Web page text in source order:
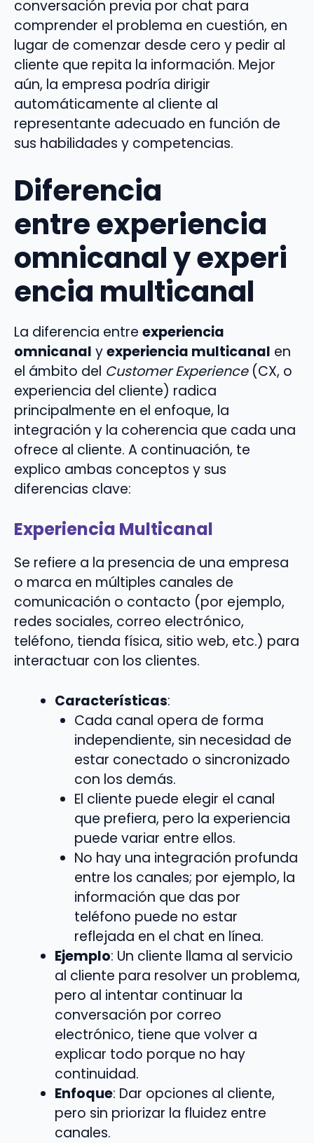
conversación previa por chat para
comprender el problema en cuestión, en
lugar de comenzar desde cero y pedir al
cliente que repita la información. Mejor
aún, la empresa podría dirigir
automáticamente al cliente al
representante adecuado en función de
sus habilidades y competencias.
Diferencia
entreexperiencia
omnicanalyexperi
encia multicanal
La diferencia entre experiencia
omnicanal yexperiencia multicanal en
el ámbito del Customer Experience(CX, o
experiencia del cliente) radica
principalmente en el enfoque, la
integración y la coherencia que cada una
ofrece al cliente. A continuación, te
explico ambas conceptos y sus
diferencias clave:
Experiencia Multicanal
Se refiere a la presencia de una empresa
o marca en múltiples canales de
comunicación o contacto (por ejemplo,
redes sociales, correo electrónico,
teléfono, tienda física, sitio web, etc.) para
interactuar con los clientes.
Características:
Cada canal opera de forma
independiente, sin necesidad de
estar conectado o sincronizado
con los demás.
El cliente puede elegir el canal
que prefiera, pero la experiencia
puede variar entre ellos.
No hay una integración profunda
entre los canales; por ejemplo, la
información que das por
teléfono puede no estar
reflejada en el chat en línea.
Ejemplo: Un cliente llama al servicio
al cliente para resolver un problema,
pero al intentar continuar la
conversación por correo
electrónico, tiene que volver a
explicar todo porque no hay
continuidad.
Enfoque: Dar opciones al cliente,
pero sin priorizar la fluidez entre
canales.